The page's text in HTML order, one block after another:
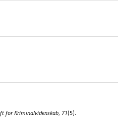
for Kriminalvidenskab, 71(5).